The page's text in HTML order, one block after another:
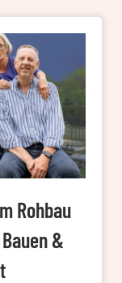
Rohbau
&